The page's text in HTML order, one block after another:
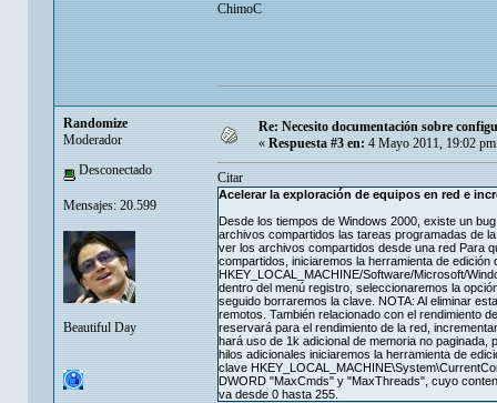
ChimoC
Randomize
Moderador
Desconectado
Mensajes: 20.599
Beautiful Day
Re: Necesito documentación sobre
« Respuesta #3 en: 4 Mayo 2011, 19:02
Citar
Acelerar la exploración de equipos en red e
Desde los tiempos de Windows 2000, existe un
archivos compartidos las tareas programadas de
ver los archivos compartidos desde una red Para
compartidos, iniciaremos la herramienta de
HKEY_LOCAL_MACHINE/Software/Microsoft/
dentro del menú registro, seleccionaremos la
seguido borraremos la clave. NOTA: Al eliminar
remotos. También relacionado con el rendimiento
reservará para el rendimiento de la red,
hará uso de 1k adicional de memoria no
hilos adicionales iniciaremos la herramienta de
clave
DWORD "MaxCmds" y "MaxThreads", cuyo
va desde 0 hasta 255.